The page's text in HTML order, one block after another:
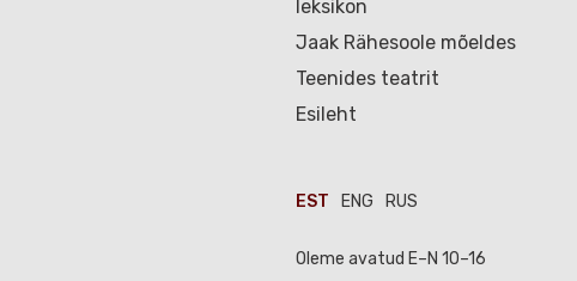
leksikon
Jaak Rähesoole mõeldes
Teenides teatrit
Esileht
EST ENG RUS
Oleme avatud E–N 10–16